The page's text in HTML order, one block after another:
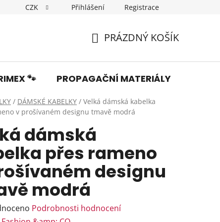
Dopravné Obchodní podmínky Podmínky ochrany
CZK Přihlášení Registrace
KOŠÍK
PRÁZDNÝ KOŠÍK
🐾 PROPAGAČNÍ MATERIÁLY
/ DÁMSKÉ KABELKY / Velká dámská kabelka
v prošívaném designu tmavě modrá
dámská
přes rameno
designu
modrá
Podrobnosti hodnocení